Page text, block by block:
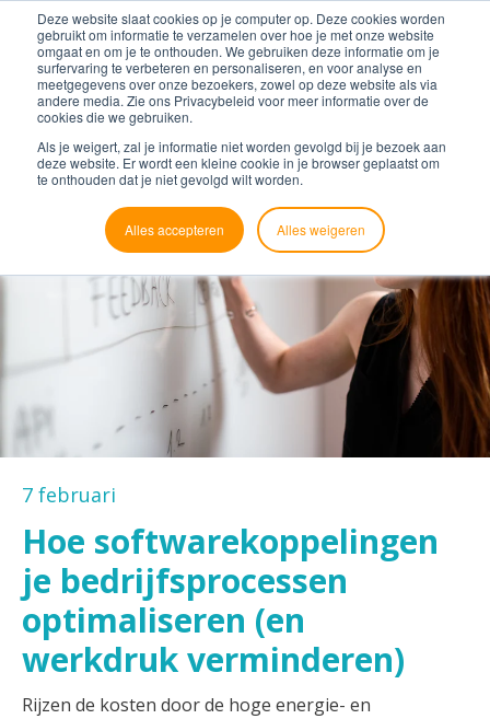
Deze website slaat cookies op je computer op. Deze cookies worden
gebruikt om informatie te verzamelen over hoe je met onze website
omgaat en om je te onthouden. We gebruiken deze informatie om je
surfervaring te verbeteren en personaliseren, en voor analyse en
meetgegevens over onze bezoekers, zowel op deze website als via
andere media. Zie ons Privacybeleid voor meer informatie over de
cookies die we gebruiken.
Als je weigert, zal je informatie niet worden gevolgd bij je bezoek aan
deze website. Er wordt een kleine cookie in je browser geplaatst om
te onthouden dat je niet gevolgd wilt worden.
Alles accepteren Alles weigeren
7 februari
Hoe softwarekoppelingen
je bedrijfsprocessen
optimaliseren (en
werkdruk verminderen)
Rijzen de kosten door de hoge energie- en